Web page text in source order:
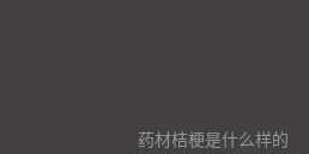
药材桔梗是什么样的